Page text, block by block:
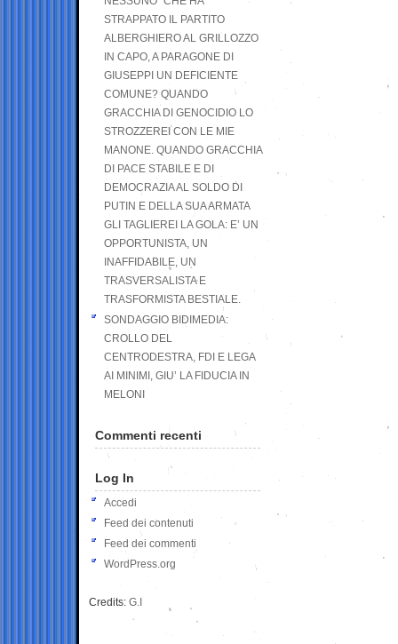
STRAPPATO IL PARTITO
ALBERGHIERO AL GRILLOZZO
IN CAPO, A PARAGONE DI
GIUSEPPI UN DEFICIENTE
COMUNE? QUANDO
GRACCHIA DI GENOCIDIO LO
STROZZEREI CON LE MIE
MANONE. QUANDO GRACCHIA
DI PACE STABILE E DI
DEMOCRAZIA AL SOLDO DI
PUTIN E DELLA SUA ARMATA
GLI TAGLIEREI LA GOLA: E’ UN
OPPORTUNISTA, UN
INAFFIDABILE, UN
TRASVERSALISTA E
TRASFORMISTA BESTIALE.
SONDAGGIO BIDIMEDIA:
CROLLO DEL
CENTRODESTRA, FDI E LEGA
AI MINIMI, GIU’ LA FIDUCIA IN
MELONI
Commenti recenti
Log In
Accedi
Feed dei contenuti
Feed dei commenti
WordPress.org
Credits: G.I